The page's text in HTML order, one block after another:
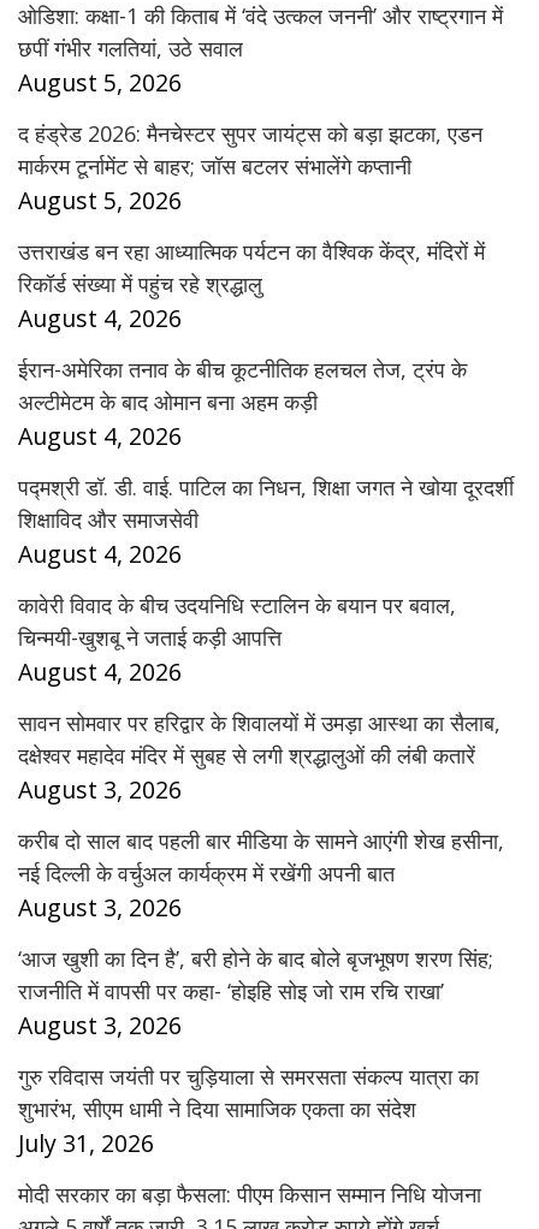
ओडिशा: कक्षा-1 की किताब में ‘वंदे उत्कल जननी’ और राष्ट्रगान में
छपीं गंभीर गलतियां, उठे सवाल
August 5, 2026
द हंड्रेड 2026: मैनचेस्टर सुपर जायंट्स को बड़ा झटका, एडन
मार्करम टूर्नामेंट से बाहर; जॉस बटलर संभालेंगे कप्तानी
August 5, 2026
उत्तराखंड बन रहा आध्यात्मिक पर्यटन का वैश्विक केंद्र, मंदिरों में
रिकॉर्ड संख्या में पहुंच रहे श्रद्धालु
August 4, 2026
ईरान-अमेरिका तनाव के बीच कूटनीतिक हलचल तेज, ट्रंप के
अल्टीमेटम के बाद ओमान बना अहम कड़ी
August 4, 2026
पद्मश्री डॉ. डी. वाई. पाटिल का निधन, शिक्षा जगत ने खोया दूरदर्शी
शिक्षाविद और समाजसेवी
August 4, 2026
कावेरी विवाद के बीच उदयनिधि स्टालिन के बयान पर बवाल,
चिन्मयी-खुशबू ने जताई कड़ी आपत्ति
August 4, 2026
सावन सोमवार पर हरिद्वार के शिवालयों में उमड़ा आस्था का सैलाब,
दक्षेश्वर महादेव मंदिर में सुबह से लगी श्रद्धालुओं की लंबी कतारें
August 3, 2026
करीब दो साल बाद पहली बार मीडिया के सामने आएंगी शेख हसीना,
नई दिल्ली के वर्चुअल कार्यक्रम में रखेंगी अपनी बात
August 3, 2026
‘आज खुशी का दिन है’, बरी होने के बाद बोले बृजभूषण शरण सिंह;
राजनीति में वापसी पर कहा- ‘होइहि सोइ जो राम रचि राखा’
August 3, 2026
गुरु रविदास जयंती पर चुड़ियाला से समरसता संकल्प यात्रा का
शुभारंभ, सीएम धामी ने दिया सामाजिक एकता का संदेश
July 31, 2026
मोदी सरकार का बड़ा फैसला: पीएम किसान सम्मान निधि योजना